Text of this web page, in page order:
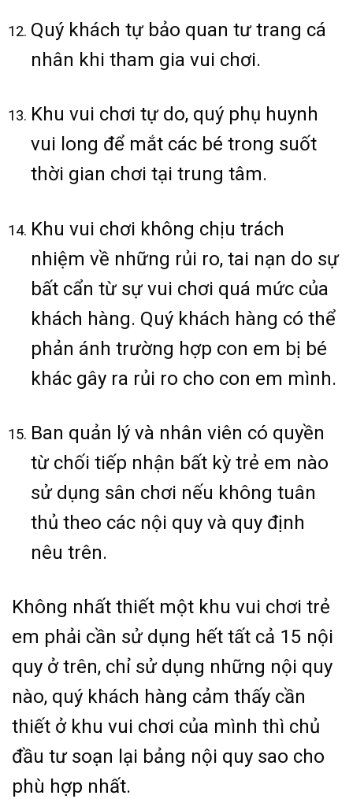
Quý khách tự bảo quan tư trang cá
nhân khi tham gia vui chơi.
Khu vui chơi tự do, quý phụ huynh
vui long để mắt các bé trong suốt
thời gian chơi tại trung tâm.
Khu vui chơi không chịu trách
nhiệm về những rủi ro, tai nạn do sự
bất cẩn từ sự vui chơi quá mức của
khách hàng. Quý khách hàng có thể
phản ánh trường hợp con em bị bé
khác gây ra rủi ro cho con em mình.
Ban quản lý và nhân viên có quyền
từ chối tiếp nhận bất kỳ trẻ em nào
sử dụng sân chơi nếu không tuân
thủ theo các nội quy và quy định
nêu trên.
Không nhất thiết một khu vui chơi trẻ
em phải cần sử dụng hết tất cả 15 nội
quy ở trên, chỉ sử dụng những nội quy
nào, quý khách hàng cảm thấy cần
thiết ở khu vui chơi của mình thì chủ
đầu tư soạn lại bảng nội quy sao cho
phù hợp nhất.